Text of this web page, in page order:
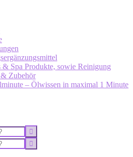
& Spa Produkte, sowie Reinigung
Zubehör
– Ölwissen in maximal 1 Minute